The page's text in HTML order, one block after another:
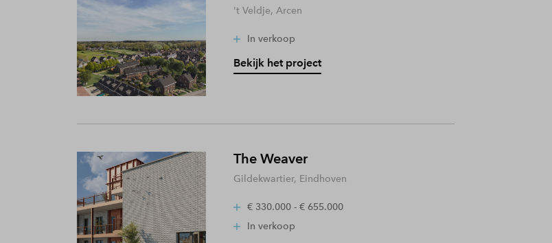
't Veldje, Arcen
In verkoop
Bekijk het project
The Weaver
Gildekwartier, Eindhoven
€ 330.000 - € 655.000
In verkoop